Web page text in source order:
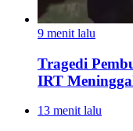
9 menit lalu
Tragedi
IRT
13 menit lalu